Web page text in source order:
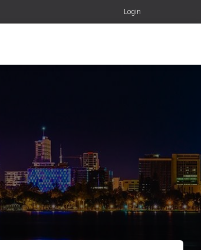
Login